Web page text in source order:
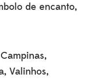
de encanto,
Valinhos,